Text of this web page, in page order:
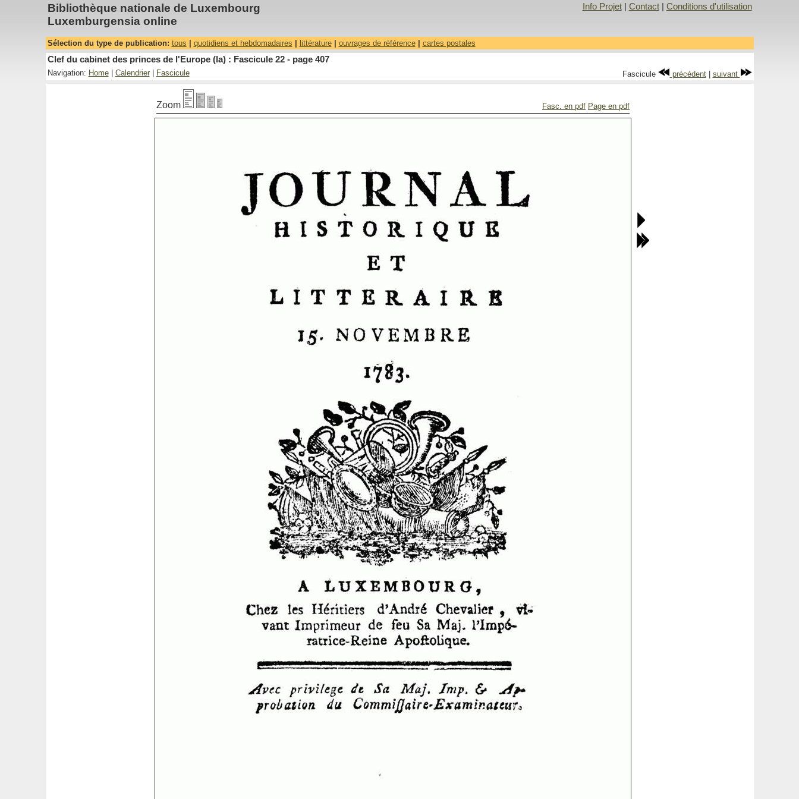
Bibliothèque nationale de Luxembourg
Luxemburgensia online
Info Projet| Contact| Conditions d'utilisation
Sélection du type de publication: tous quotidiens et hebdomadaires littérature| ouvrages de référence| cartes postales
Clef du cabinet des princes de l'Europe (la) : Fascicule 22 - page 407
Navigation: Home| Calendrier| Fascicule Fascicule précédent| suivant
Zoom Fasc. en pdf Page en pdf